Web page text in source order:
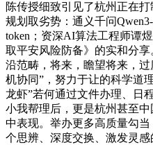
陈传授细致引见了杭州正在
规划取劣势：通义千问
token；资深AI算法工程师谭
取平安风险防备》的实和分
沿范畴，将来，瞻望将来，
机协同”，努力于让的科学道
龙虾”若何通过文件办理、日
小我帮理后，更是杭州甚至
中表现。举办更多高质量勾
个思辨、深度交换、激发灵